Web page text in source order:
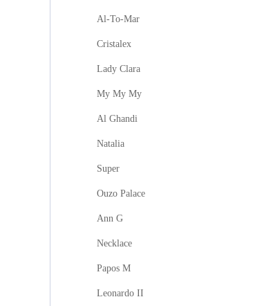
Al-To-Mar
Cristalex
Lady Clara
My My My
Al Ghandi
Natalia
Super
Ouzo Palace
Ann G
Necklace
Papos M
Leonardo II